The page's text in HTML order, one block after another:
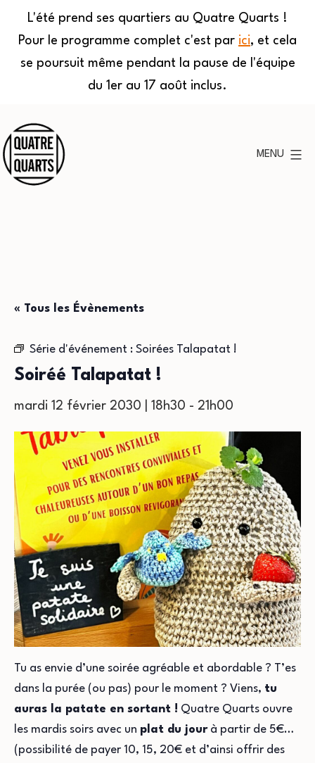
L'été prend ses quartiers au Quatre Quarts !
Pour le programme complet c'est par ici, et cela
se poursuit même pendant la pause de l'équipe
du 1er au 17 août inclus.
au
contenu
MENU
« Tous les Évènements
Série d'événement : Soirées Talapatat !
Soiréé Talapatat !
mardi 12 février 2030 | 18h30 - 21h00
Tu as envie d’une soirée agréable et abordable ? T’es
dans la purée (ou pas) pour le moment ? Viens, tu
auras la patate en sortant ! Quatre Quarts ouvre
les mardis soirs avec un plat du jourà partir de 5€…
(possibilité de payer 10, 15, 20€ et d’ainsi offrir des